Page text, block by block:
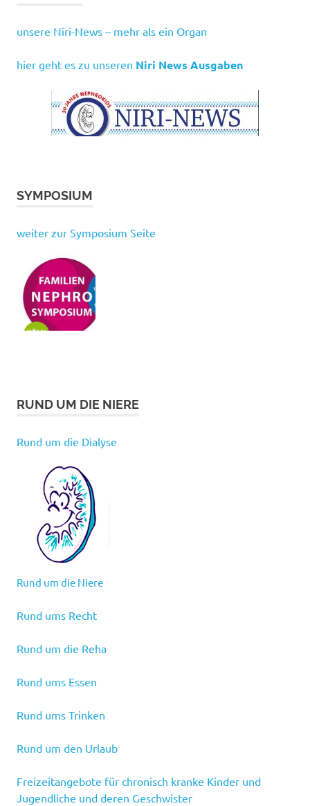
unsere Niri-News – mehr als ein Organ
hier geht es zu unseren Niri News Ausgaben
SYMPOSIUM
weiter zur Symposium Seite
RUND UM DIE NIERE
Rund um die Dialyse
Rund um die Niere
Rund ums Recht
Rund um die Reha
Rund ums Essen
Rund ums Trinken
Rund um den Urlaub
Freizeitangebote für chronisch kranke Kinder und
Jugendliche und deren Geschwister